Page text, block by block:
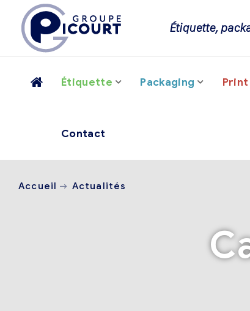
Étiquette,
Étiquette Packaging Print
Contact
Accueil Actualités